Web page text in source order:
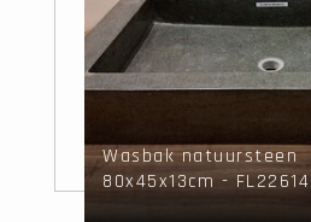
Wasbak natuursteen
80x45x13cm - FL22614